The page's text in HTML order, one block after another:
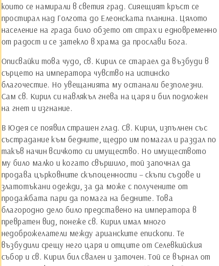
които се намирали в светия град. Сияещият кръст се
простирал над Голгота до Елеонската планина. Цялото
население на града било обзето от страх и едновременно
от радост и се затекло в храма да прослави Бога.
Описвайки това чудо, св. Кирил се стараел да възбуди в
сърцето на императора чувство на истинско
благочестие. Но увещанията му останали безполезни.
Сам св. Кирил си навлякъл гнева на царя и бил подложен
на гнет и изгнание.
В Юдея се появил страшен глад. Св. Кирил, изпълнен със
състрадание към бедните, щедро им помагал и раздал по
такъв начин всичкото си имущество. Но имуществото
му било малко и когато свършило, той започнал да
продава църковните скъпоценности – скъпи съдове и
златотъкани одежди, за да може с получените от
продажбата пари да помага на бедните. Това
благородно дело било представено на императора в
превратен вид, понеже св. Кирил имал много
недоброжелатели между арианските епископи. Те
възбудили срещу него царя и отците от Селевкийския
събор и св. Кирил бил свален и заточен. Той се върнал от